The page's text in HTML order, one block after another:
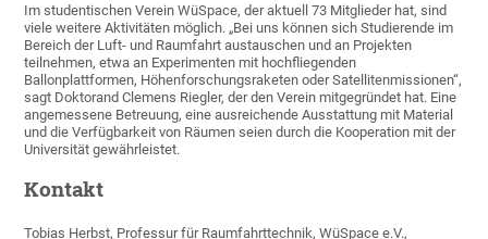
Im studentischen Verein WüSpace, der aktuell 73 Mitglieder hat, sind
viele weitere Aktivitäten möglich. „Bei uns können sich Studierende im
Bereich der Luft- und Raumfahrt austauschen und an Projekten
teilnehmen, etwa an Experimenten mit hochfliegenden
Ballonplattformen, Höhenforschungsraketen oder Satellitenmissionen“,
sagt Doktorand Clemens Riegler, der den Verein mitgegründet hat. Eine
angemessene Betreuung, eine ausreichende Ausstattung mit Material
und die Verfügbarkeit von Räumen seien durch die Kooperation mit der
Universität gewährleistet.
Kontakt
Tobias Herbst, Professur für Raumfahrttechnik, WüSpace e.V.,